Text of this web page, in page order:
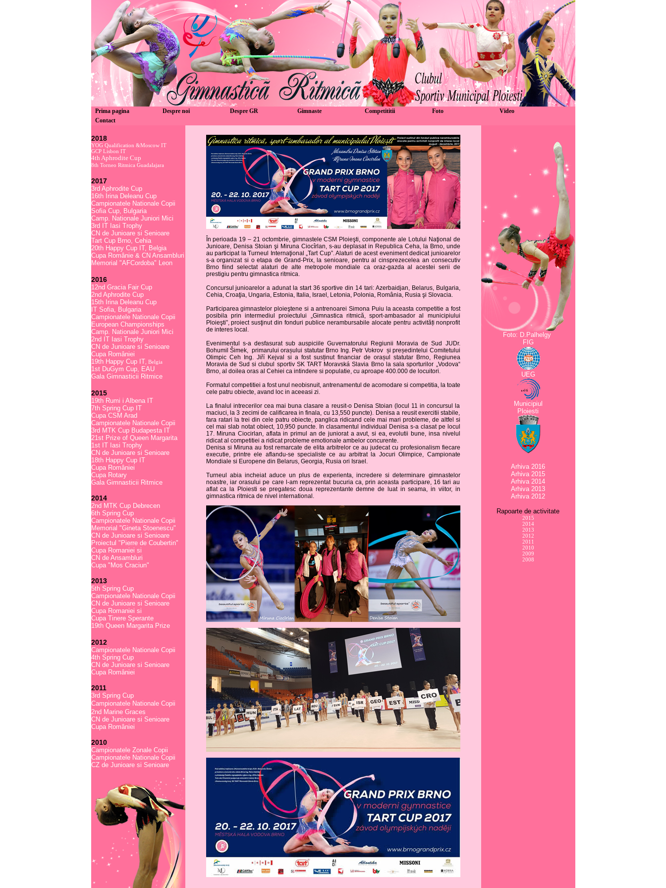
Prima pagina Despre noi Despre GR Gimnaste Competititii Foto
Video
Contact
2018
YOG Qualification &Moscow IT
GCP Lisbon IT
4th Aphrodite Cup
8th Torneo Ritmica Guadalajara
2017
3rd Aphrodite Cup
16th Irina Deleanu Cup
Campionatele Nationale Copii
Sofia Cup, Bulgaria
Camp. Nationale Juniori Mici
3rd IT Iasi Trophy
CN de Junioare si Senioare
Tart Cup Brno, Cehia
20th Happy Cup IT, Belgia
Cupa Românie & CN Ansambluri
Memorial "AFCordoba" Leon
2016
12nd Gracia Fair Cup
2nd Aphrodite Cup
15th Irina Deleanu Cup
IT Sofia, Bulgaria
Campionatele Nationale Copii
European Championships
Camp. Nationale Juniori Mici
2nd IT Iasi Trophy
CN de Junioare si Senioare
Cupa României
19th Happy Cup IT , Belgia
1st DuGym Cup, EAU
Gala Gimnasticii Ritmice
2015
19th Rumi i Albena IT
7th Spring Cup IT
Cupa CSM Arad
Campionatele Nationale Copii
3rd MTK Cup Budapesta IT
21st Prize of Queen Margarita
1st IT Iasi Trophy
CN de Junioare si Senioare
18th Happy Cup IT
Cupa României
Cupa Rotary
Gala Gimnasticii Ritmice
2014
2nd MTK Cup Debrecen
6th Spring Cup
Campionatele Nationale Copii
Memorial "Gineta Stoenescu"
CN de Junioare si Senioare
Proiectul "Pierre de Coubertin"
Cupa Romaniei si
CN de Ansambluri
Cupa "Mos Craciun"
2013
5th Spring Cup
Campionatele Nationale Copii
CN de Junioare si Senioare
Cupa Romaniei si
Cupa Tinere Sperante
19th Queen Margarita Prize
2012
Campionatele Nationale Copii
4th Spring Cup
CN de Junioare si Senioare
Cupa României
2011
3rd Spring Cup
Campionatele Nationale Copii
2nd Marine Graces
CN de Junioare si Senioare
Cupa României
2010
Campionatele Zonale Copii
Campionatele Nationale Copii
CZ de Junioare si Senioare
În perioada 19 – 21 octombrie, gimnastele CSM Ploieşti, componente ale Lotului Naţional de
Junioare, Denisa Stoian şi Miruna Ciocîrlan, s-au deplasat in Republica Ceha, la Brno, unde
au participat la Turneul Internaţional „Tart Cup”. Alaturi de acest eveniment dedicat junioarelor
s-a organizat si o etapa de Grand-Prix, la senioare, pentru al cinsprezecelea an consecutiv
Brno fiind selectat alaturi de alte metropole mondiale ca oraz-gazda al acestei serii de
prestigiu pentru gimnastica ritmica.
Concursul junioarelor a adunat la start 36 sportive din 14 tari: Azerbaidjan, Belarus, Bulgaria,
Cehia, Croaţia, Ungaria, Estonia, Italia, Israel, Letonia, Polonia, România, Rusia şi Slovacia.
Participarea gimnastelor ploieştene si a antrenoarei Simona Puiu la aceasta competitie a fost
posibila prin intermediul proiectului „Gimnastica ritmică, sport-ambasador al municipiului
Ploieşti”, proiect susţinut din fonduri publice nerambursabile alocate pentru activități nonprofit
de interes local.
Evenimentul s-a desfasurat sub auspiciile Guvernatorului Regiunii Moravia de Sud JUDr.
Bohumil Šimek, primarului orașului statutar Brno Ing. Petr Vokrov și președintelui Comitetului
Olimpic Ceh Ing. Jiří Kejval si a fost susținut financiar de orașul statutar Brno, Regiunea
Moravia de Sud si clubul sportiv SK TART Moravská Slavia Brno la sala sporturilor „Vodova“
Brno, al doilea oras al Cehiei ca intindere si populatie, cu aproape 400.000 de locuitori.
Formatul competitiei a fost unul neobisnuit, antrenamentul de acomodare si competitia, la toate
cele patru obiecte, avand loc in aceeasi zi.
La finalul intrecerilor cea mai buna clasare a reusit-o Denisa Stoian (locul 11 in concursul la
maciuci, la 3 zecimi de calificarea in finala, cu 13,550 puncte). Denisa a reusit exercitii stabile,
fara ratari la trei din cele patru obiecte, panglica ridicand cele mai mari probleme, de altfel si
cel mai slab notat obiect, 10,950 puncte. In clasamentul individual Denisa s-a clasat pe locul
17. Miruna Ciocirlan, aflata in primul an de juniorat a avut, si ea, evolutii bune, insa nivelul
ridicat al competitiei a ridicat probleme emotionale ambelor concurente.
Denisa si Miruna au fost remarcate de elita arbitrelor ce au judecat cu profesionalism fiecare
executie, printre ele aflandu-se specialiste ce au arbitrat la Jocuri Olimpice, Campionate
Mondiale si Europene din Belarus, Georgia, Rusia ori Israel.
Turneul abia incheiat aduce un plus de experienta, incredere si determinare gimnastelor
noastre, iar orasului pe care l-am reprezentat bucuria ca, prin aceasta participare, 16 tari au
aflat ca la Ploiesti se pregatesc doua reprezentante demne de luat in seama, in viitor, in
gimnastica ritmica de nivel international.
Foto: D.Palhelgy
FIG
UEG
Municipiul
Ploiesti
Arhiva 2016
Arhiva 2015
Arhiva 2014
Arhiva 2013
Arhiva 2012
Rapoarte de activitate
2015
2014
2013
2012
2011
2010
2009
2008